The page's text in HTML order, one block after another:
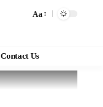
Aa
Contact Us